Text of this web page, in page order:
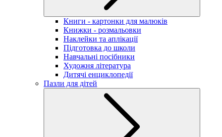
Книги - картонки для малюків
Книжки - розмальовки
Наклейки та аплікації
Підготовка до школи
Навчальні посібники
Художня література
Дитячі енциклопедії
Пазли для дітей